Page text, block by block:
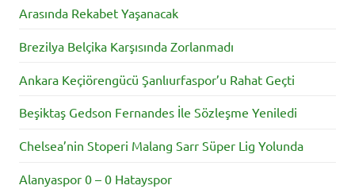
Arasında Rekabet Yaşanacak
Brezilya Belçika Karşısında Zorlanmadı
Ankara Keçiörengücü Şanlıurfaspor’u Rahat Geçti
Beşiktaş Gedson Fernandes İle Sözleşme Yeniledi
Chelsea’nin Stoperi Malang Sarr Süper Lig Yolunda
Alanyaspor 0 – 0 Hatayspor